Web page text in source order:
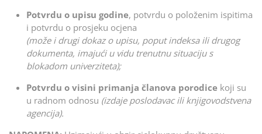
Potvrdu o upisu godine, potvrdu o položenim ispitima
i potvrdu o prosjeku ocjena
(može i drugi dokaz o upisu, poput indeksa ili drugog
dokumenta, imajući u vidu trenutnu situaciju s
blokadom univerziteta);
Potvrdu o visini primanja članova porodice koji su
u radnom odnosu (izdaje poslodavac ili knjigovodstvena
agencija).